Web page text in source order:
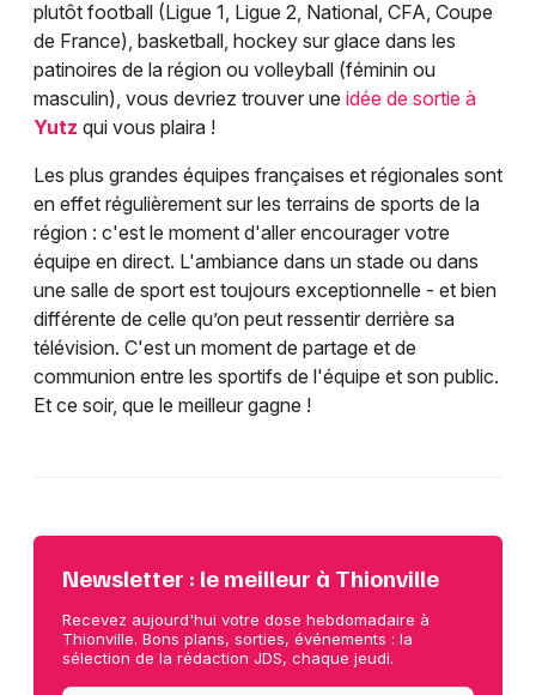
plutôt football (Ligue 1, Ligue 2, National, CFA, Coupe
de France), basketball, hockey sur glace dans les
patinoires de la région ou volleyball (féminin ou
masculin), vous devriez trouver une idée de sortie à
Yutz qui vous plaira !
Les plus grandes équipes françaises et régionales sont
en effet régulièrement sur les terrains de sports de la
région : c'est le moment d'aller encourager votre
équipe en direct. L'ambiance dans un stade ou dans
une salle de sport est toujours exceptionnelle - et bien
différente de celle qu’on peut ressentir derrière sa
télévision. C'est un moment de partage et de
communion entre les sportifs de l'équipe et son public.
Et ce soir, que le meilleur gagne !
Newsletter : le meilleur à Thionville
Recevez aujourd'hui votre dose hebdomadaire à
Thionville. Bons plans, sorties, événements : la
sélection de la rédaction JDS, chaque jeudi.